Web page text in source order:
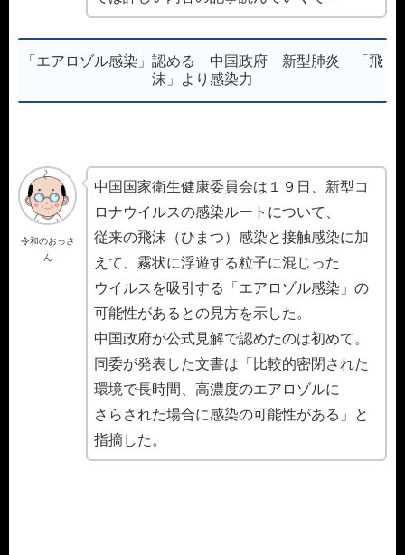
「エアロゾル感染」認める 中国政府 新型肺炎 「飛
沫」より感染力
令和のおっさ
ん
中国国家衛生健康委員会は１９日、新型コ
ロナウイルスの感染ルートについて、
従来の飛沫（ひまつ）感染と接触感染に加
えて、霧状に浮遊する粒子に混じった
ウイルスを吸引する「エアロゾル感染」の
可能性があるとの見方を示した。
中国政府が公式見解で認めたのは初めて。
同委が発表した文書は「比較的密閉された
環境で長時間、高濃度のエアロゾルに
さらされた場合に感染の可能性がある」と
指摘した。